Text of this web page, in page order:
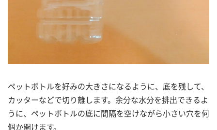
ペットボトルを好みの大きさになるように、底を残して、
カッターなどで切り離します。余分な水分を排出できるよ
うに、ペットボトルの底に間隔を空けながら小さい穴を何
個か開けます。